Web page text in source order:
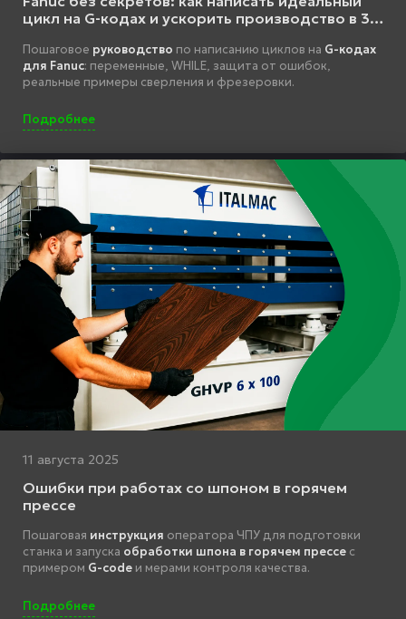
цикл на G-кодах и ускорить производство в 3
Пошаговое руководство по написанию циклов на G-кодах
для Fanuc: переменные, WHILE, защита от ошибок,
реальные примеры сверления и фрезеровки.
Подробнее
11 августа 2025
Ошибки при работах со шпоном в горячем
прессе
Пошаговая инструкция оператора ЧПУ для подготовки
станка и запуска обработки шпона в горячем прессе с
примером G-code и мерами контроля качества.
Подробнее